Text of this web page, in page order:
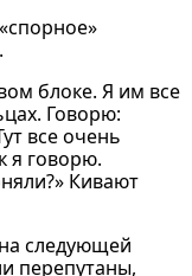
блоке. Я им все
Говорю:
все очень
я говорю.
Кивают
следующей
перепутаны,